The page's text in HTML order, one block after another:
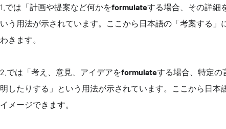
1.では「計画や提案など何かをformulateする場合、その詳細
いう用法が示されています。ここから日本語の「考案する」
わきます。
2.では「考え、意見、アイデアをformulateする場合、特定の
明したりする」という用法が示されています。ここから日本
イメージできます。